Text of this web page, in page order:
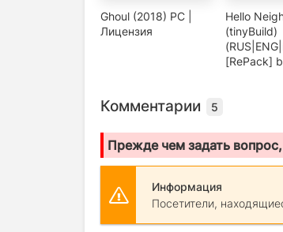
Ghoul (2018) PC |
Лицензия
Hello
(tinyBuild)
[RePack]
Комментарии 5
Прежде чем задать
Информация
Посетители,